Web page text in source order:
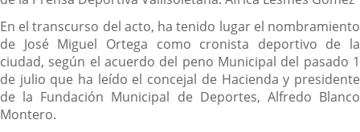
En el transcurso del acto, ha tenido lugar el nombramiento
de José Miguel Ortega como cronista deportivo de la
ciudad, según el acuerdo del peno Municipal del pasado 1
de julio que ha leído el concejal de Hacienda y presidente
de la Fundación Municipal de Deportes, Alfredo Blanco
Montero.